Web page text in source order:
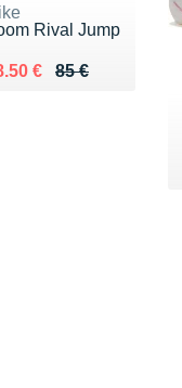
Rival Jump
85 €
lieu de 85 €
€
58.50 €